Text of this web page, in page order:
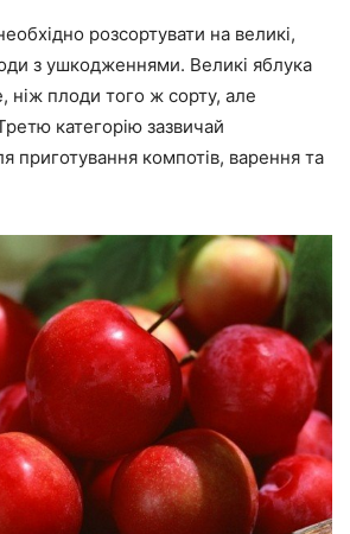
розсортувати на великі,
з ушкодженнями. Великі яблука
ніж плоди того ж сорту, але
категорію зазвичай
приготування компотів, варення та